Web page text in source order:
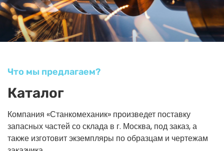
Что мы предлагаем?
Каталог
Компания «Станкомеханик» произведет поставку
запасных частей со склада в г. Москва, под заказ, а
также изготовит экземпляры по образцам и чертежам